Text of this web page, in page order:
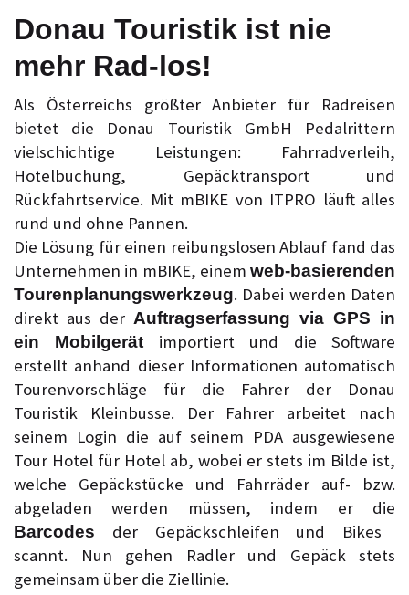
Donau Touristik ist nie
mehr Rad-los!
Als Österreichs größter Anbieter für Radreisen
bietet die Donau Touristik GmbH Pedalrittern
vielschichtige Leistungen: Fahrradverleih,
Hotelbuchung, Gepäcktransport und
Rückfahrtservice. Mit mBIKE von ITPRO läuft alles
rund und ohne Pannen.
Die Lösung für einen reibungslosen Ablauf fand das
Unternehmen in mBIKE, einem web-basierenden
Tourenplanungswerkzeug. Dabei werden Daten
direkt aus der Auftragserfassung via GPS in
ein Mobilgerät importiert und die Software
erstellt anhand dieser Informationen automatisch
Tourenvorschläge für die Fahrer der Donau
Touristik Kleinbusse. Der Fahrer arbeitet nach
seinem Login die auf seinem PDA ausgewiesene
Tour Hotel für Hotel ab, wobei er stets im Bilde ist,
welche Gepäckstücke und Fahrräder auf- bzw.
abgeladen werden müssen, indem er die
Barcodes der Gepäckschleifen und Bikes
scannt. Nun gehen Radler und Gepäck stets
gemeinsam über die Ziellinie.